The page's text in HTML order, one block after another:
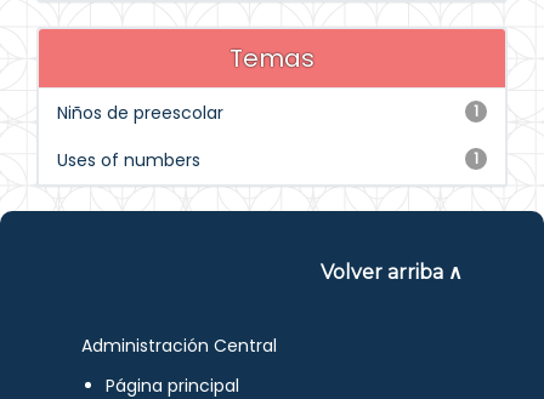
Temas
1
Niños de preescolar
1
Uses of numbers
Volver arriba ∧
Administración Central
Página principal